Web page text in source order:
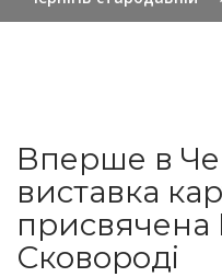
Вперше в
виставка
присвячена
Сковороді